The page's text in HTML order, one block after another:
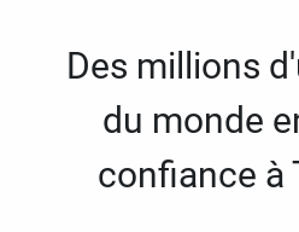
Des millions
du monde
confiance à